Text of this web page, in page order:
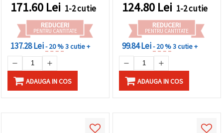
171.60 Lei 1-2 cutie
REDUCERI
PENTRU CANTITATE
137.28 Lei- 20 %3 cutie +
ADAUGA IN COS
124.80 Lei 1-2 cutie
REDUCERI
PENTRU CANTITATE
99.84 Lei- 20 %3 cutie +
ADAUGA IN COS